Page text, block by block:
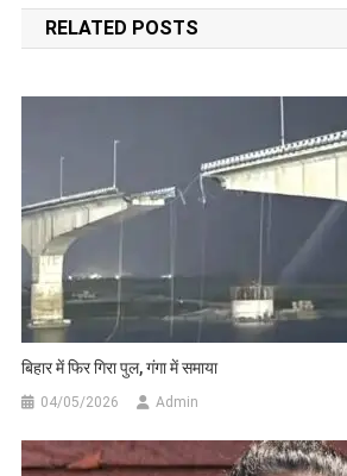
RELATED POSTS
बिहार में फिर गिरा पुल, गंगा में समाया
04/05/2026 Admin